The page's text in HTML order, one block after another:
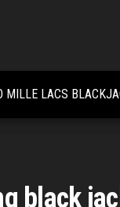
MILLE LACS
black